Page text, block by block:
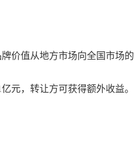
价值从地方市场向全国市场的
元，转让方可获得额外收益。